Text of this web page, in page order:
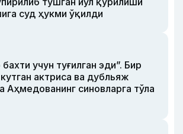
суд ҳукми ўқилди
учун туғилган эди”. Бир
актриса ва дубльяж
Аҳмедованинг синовларга тўла